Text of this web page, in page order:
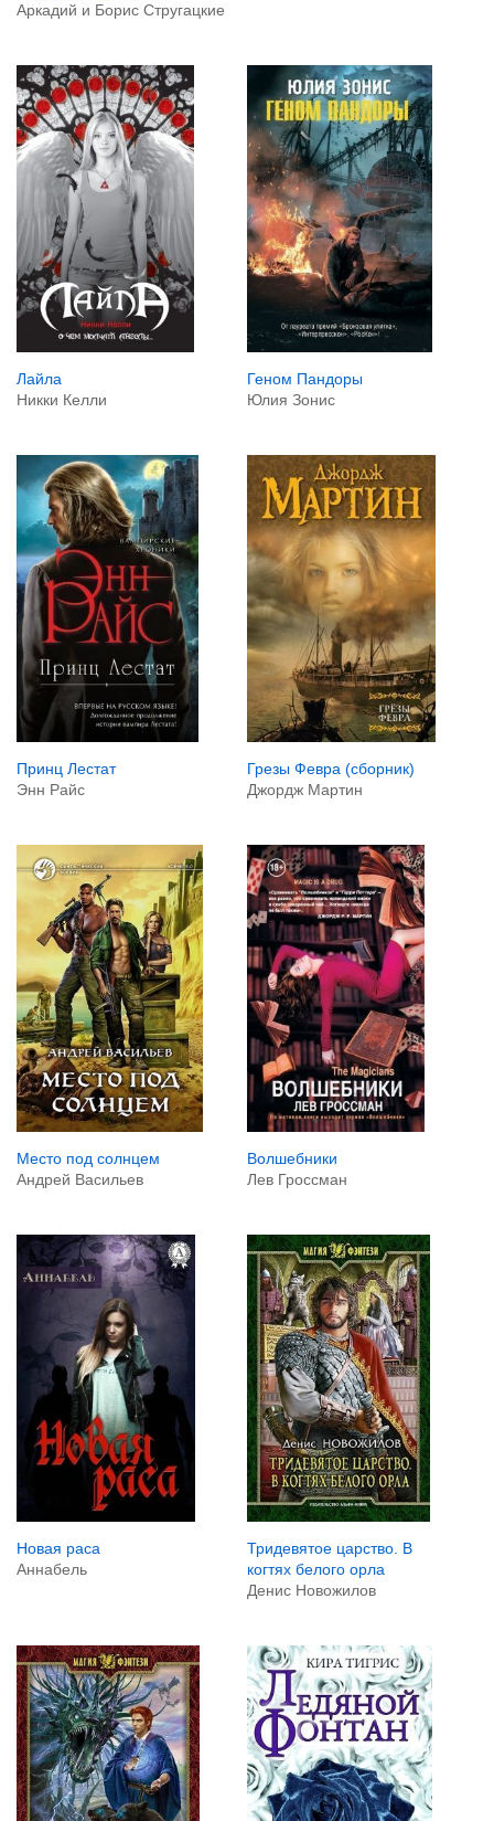
Аркадий и Борис Стругацкие
Лайла
Никки Келли
Геном Пандоры
Юлия Зонис
Принц Лестат
Энн Райс
Грезы Февра (сборник)
Джордж Мартин
Место под солнцем
Андрей Васильев
Волшебники
Лев Гроссман
Новая раса
Аннабель
Тридевятое царство. В
когтях белого орла
Денис Новожилов